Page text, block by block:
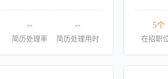
--
简历处理率
--
简历处理用时
5个
在招职